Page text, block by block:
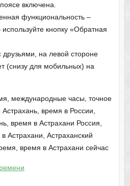
включена.
функциональность –
кнопку «Обратная
на левой стороне
(снизу для мобильных) на
международные часы, точное
время в России,
время в Астрахани Россия,
Астрахани, Астраханский
время в Астрахани сейчас